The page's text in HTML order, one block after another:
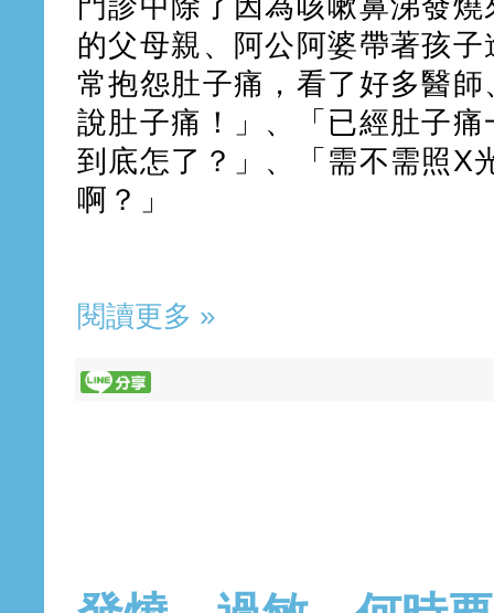
的父母親、阿公阿婆帶著孩
常抱怨肚子痛，看了好多醫
說肚子痛！」、「已經肚子
到底怎了？」、「需不需照X
啊？」
閱讀更多 »